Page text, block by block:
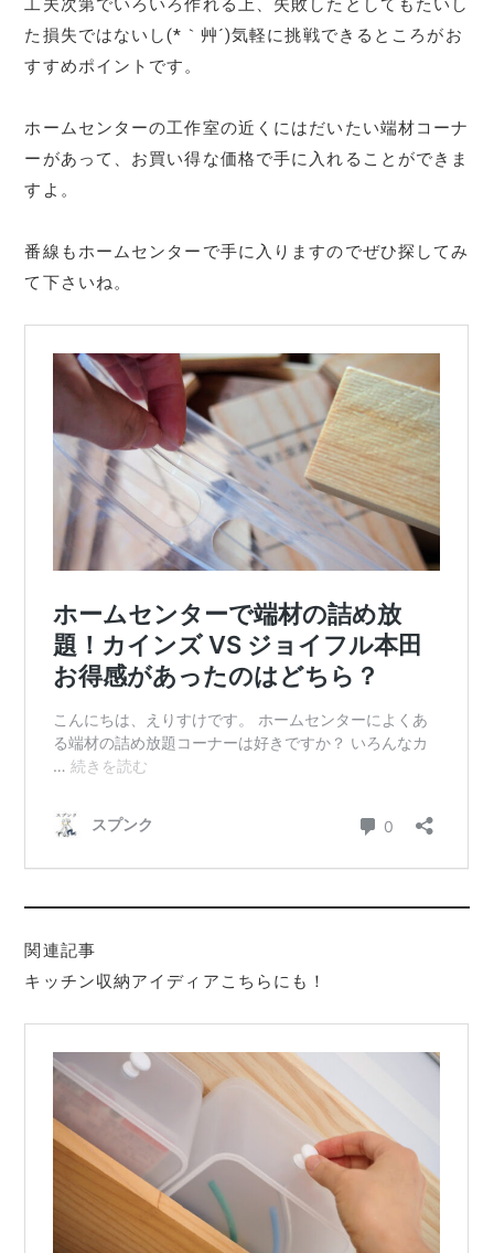
工夫次第でいろいろ作れる上、失敗したとしてもたいし
た損失ではないし(*｀艸´)気軽に挑戦できるところがお
すすめポイントです。
ホームセンターの工作室の近くにはだいたい端材コーナ
ーがあって、お買い得な価格で手に入れることができま
すよ。
番線もホームセンターで手に入りますのでぜひ探してみ
て下さいね。
関連記事
キッチン収納アイディアこちらにも！